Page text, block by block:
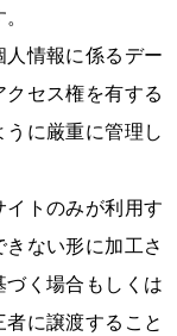
情報に係るデー
セス権を有する
に厳重に管理し
トのみが利用す
ない形に加工さ
く場合もしくは
に譲渡すること